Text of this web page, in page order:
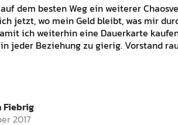
dem besten Weg ein weiterer
jetzt, wo mein Geld bleibt, was mir
ich weiterhin eine Dauerkarte
jeder Beziehung zu gierig. Vorstand
Fiebrig
2017